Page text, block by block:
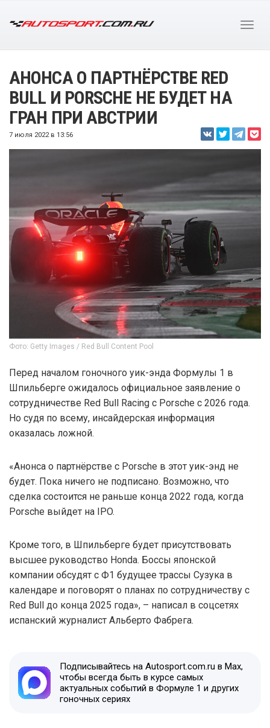
АНОНСА О ПАРТНЁРСТВЕ RED
BULL И PORSCHE НЕ БУДЕТ НА
ГРАН ПРИ АВСТРИИ
7 июля 2022 в 13:56
Фото: Getty Images / Red Bull Content Pool
Перед началом гоночного уик-энда Формулы 1 в
Шпильберге ожидалось официальное заявление о
сотрудничестве Red Bull Racing с Porsche с 2026 года.
Но судя по всему, инсайдерская информация
оказалась ложной.
«Анонса о партнёрстве с Porsche в этот уик-энд не
будет. Пока ничего не подписано. Возможно, что
сделка состоится не раньше конца 2022 года, когда
Porsche выйдет на IPO.
Кроме того, в Шпильберге будет присутствовать
высшее руководство Honda. Боссы японской
компании обсудят с Ф1 будущее трассы Сузука в
календаре и поговорят о планах по сотрудничеству с
Red Bull до конца 2025 года», – написал в соцсетях
испанский журналист Альберто Фабрега.
Подписывайтесь на Autosport.com.ru в Max,
чтобы всегда быть в курсе самых
актуальных событий в Формуле 1 и других
гоночных сериях